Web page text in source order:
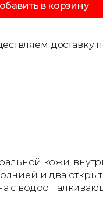
в корзину
доставку
кожи,
и два
с